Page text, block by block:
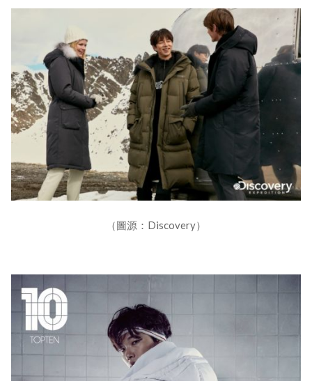
（圖源：Discovery）